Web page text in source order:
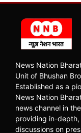
News Nation
Unit of Bhushan
Established as a
News Nation
news channel in
providing in-
discussions on